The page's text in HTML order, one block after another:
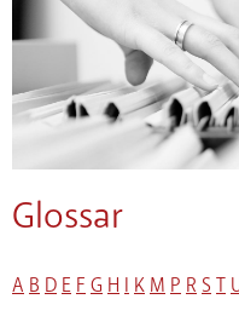
Glossar
A B D E F G H I K M P R S T